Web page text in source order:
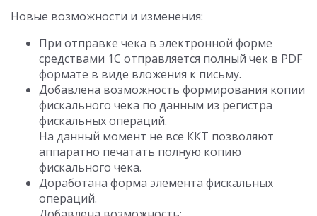
Новые возможности и изменения:
При отправке чека в электронной форме
средствами 1С отправляется полный чек в PDF
формате в виде вложения к письму.
Добавлена возможность формирования копии
фискального чека по данным из регистра
фискальных операций.
На данный момент не все ККТ позволяют
аппаратно печатать полную копию
фискального чека.
Доработана форма элемента фискальных
операций.